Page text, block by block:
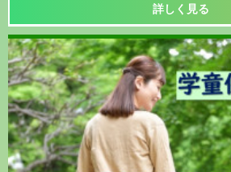
詳しく見る